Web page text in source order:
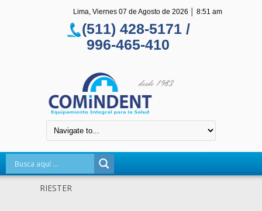
Lima, Viernes 07 de Agosto de 2026 8:51 am
(511) 428-5171 /
996-465-410
RIESTER